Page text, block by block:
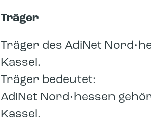
Träger
Träger des AdiNet
Kassel.
Träger bedeutet:
AdiNet Nord•hessen
Kassel.